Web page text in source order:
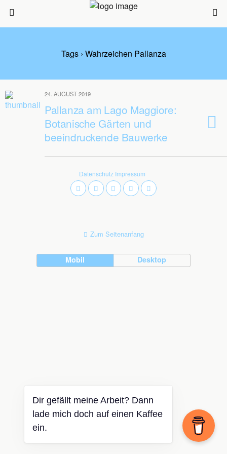
Tags › Wahrzeichen Pallanza
24. AUGUST 2019
Pallanza am Lago Maggiore:
Botanische Gärten und
beeindruckende Bauwerke
Datenschutz Impressum
Zum Seitenanfang
Mobil Desktop
Dir gefällt meine Arbeit? Dann
lade mich doch auf einen Kaffee
ein.